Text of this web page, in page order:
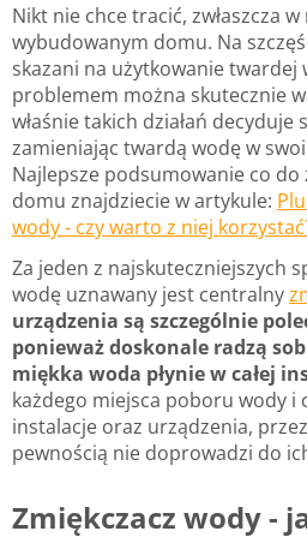
Nikt nie chce tracić, zwłaszcza
wybudowanym domu. Na
skazani na użytkowanie twardej
problemem można skutecznie
właśnie takich działań decyduje
zamieniając twardą wodę w
Najlepsze podsumowanie co
domu znajdziecie w artykule:
wody - czy warto z niej
Za jeden z najskuteczniejszych
wodę uznawany jest centralny
urządzenia są szczególnie
ponieważ doskonale radzą
miękka woda płynie w całej
każdego miejsca poboru wody i
instalacje oraz urządzenia,
pewnością nie doprowadzi do
Zmiękczacz wody -